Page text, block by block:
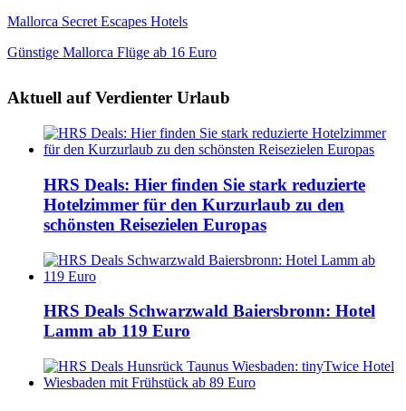
Mallorca Secret Escapes Hotels
Günstige Mallorca Flüge ab 16 Euro
Aktuell auf Verdienter Urlaub
HRS Deals: Hier finden Sie stark reduzierte
Hotelzimmer für den Kurzurlaub zu den
schönsten Reisezielen Europas
HRS Deals Schwarzwald Baiersbronn: Hotel
Lamm ab 119 Euro